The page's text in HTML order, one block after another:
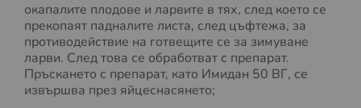
окапалите плодове и ларвите в тях, след което се
прекопаят падналите листа, след цъфтежа, за
противодействие на готвещите се за зимуване
ларви. След това се обработват с препарат.
Пръскането с препарат, като Имидан 50 ВГ, се
извършва през яйцеснасянето;